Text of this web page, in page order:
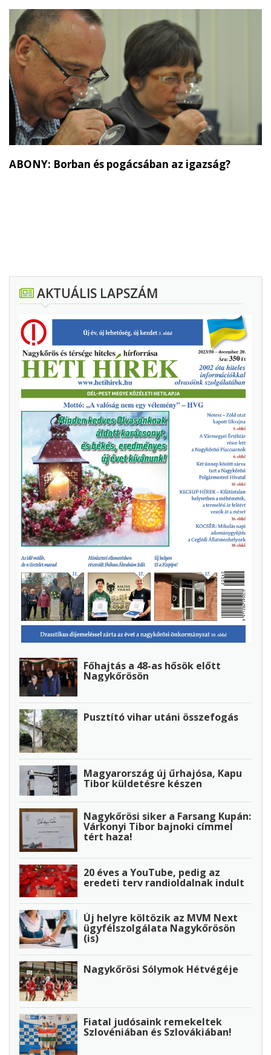
ABONY: Borban és pogácsában az igazság?
AKTUÁLIS LAPSZÁM
Főhajtás a 48-as hősök előtt
Nagykőrösön
Pusztító vihar utáni összefogás
Magyarország új űrhajósa, Kapu
Tibor küldetésre készen
Nagykőrösi siker a Farsang Kupán:
Várkonyi Tibor bajnoki címmel
tért haza!
20 éves a YouTube, pedig az
eredeti terv randioldalnak indult
Új helyre költözik az MVM Next
ügyfélszolgálata Nagykőrösön
(is)
Nagykőrösi Sólymok Hétvégéje
Fiatal judósaink remekeltek
Szlovéniában és Szlovákiában!